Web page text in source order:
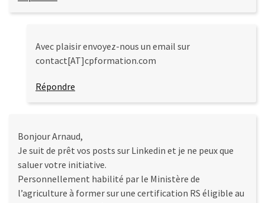
Avec plaisir envoyez-nous un email sur
contact[AT]cpformation.com
Répondre
Bonjour Arnaud,
Je suit de prêt vos posts sur Linkedin et je ne peux que
saluer votre initiative.
Personnellement habilité par le Ministère de
l’agriculture à former sur une certification RS éligible au